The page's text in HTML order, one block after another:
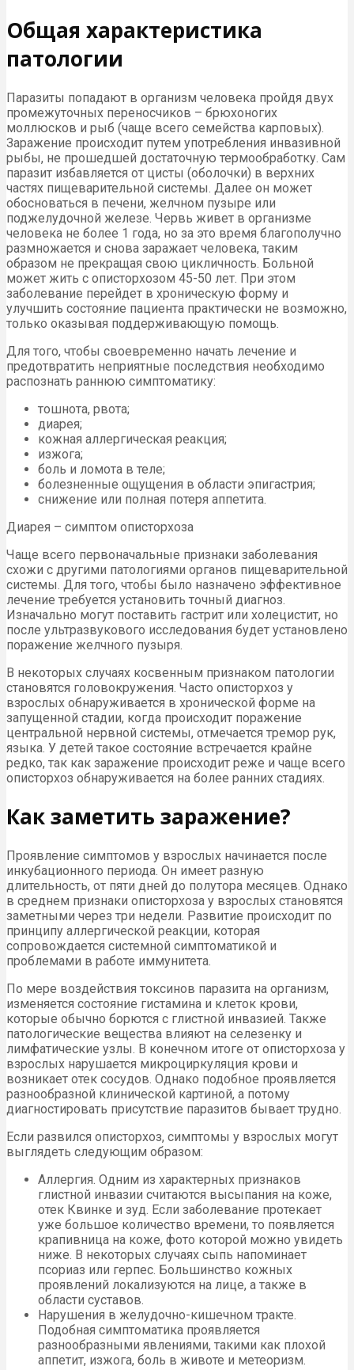
Общая характеристика
патологии
Паразиты попадают в организм человека пройдя двух
промежуточных переносчиков – брюхоногих
моллюсков и рыб (чаще всего семейства карповых).
Заражение происходит путем употребления инвазивной
рыбы, не прошедшей достаточную термообработку. Сам
паразит избавляется от цисты (оболочки) в верхних
частях пищеварительной системы. Далее он может
обосноваться в печени, желчном пузыре или
поджелудочной железе. Червь живет в организме
человека не более 1 года, но за это время благополучно
размножается и снова заражает человека, таким
образом не прекращая свою цикличность. Больной
может жить с описторхозом 45-50 лет. При этом
заболевание перейдет в хроническую форму и
улучшить состояние пациента практически не возможно,
только оказывая поддерживающую помощь.
Для того, чтобы своевременно начать лечение и
предотвратить неприятные последствия необходимо
распознать раннюю симптоматику:
тошнота, рвота;
диарея;
кожная аллергическая реакция;
изжога;
боль и ломота в теле;
болезненные ощущения в области эпигастрия;
снижение или полная потеря аппетита.
Диарея – симптом описторхоза
Чаще всего первоначальные признаки заболевания
схожи с другими патологиями органов пищеварительной
системы. Для того, чтобы было назначено эффективное
лечение требуется установить точный диагноз.
Изначально могут поставить гастрит или холецистит, но
после ультразвукового исследования будет установлено
поражение желчного пузыря.
В некоторых случаях косвенным признаком патологии
становятся головокружения. Часто описторхоз у
взрослых обнаруживается в хронической форме на
запущенной стадии, когда происходит поражение
центральной нервной системы, отмечается тремор рук,
языка. У детей такое состояние встречается крайне
редко, так как заражение происходит реже и чаще всего
описторхоз обнаруживается на более ранних стадиях.
Как заметить заражение?
Проявление симптомов у взрослых начинается после
инкубационного периода. Он имеет разную
длительность, от пяти дней до полутора месяцев. Однако
в среднем признаки описторхоза у взрослых становятся
заметными через три недели. Развитие происходит по
принципу аллергической реакции, которая
сопровождается системной симптоматикой и
проблемами в работе иммунитета.
По мере воздействия токсинов паразита на организм,
изменяется состояние гистамина и клеток крови,
которые обычно борются с глистной инвазией. Также
патологические вещества влияют на селезенку и
лимфатические узлы. В конечном итоге от описторхоза у
взрослых нарушается микроциркуляция крови и
возникает отек сосудов. Однако подобное проявляется
разнообразной клинической картиной, а потому
диагностировать присутствие паразитов бывает трудно.
Если развился описторхоз, симптомы у взрослых могут
выглядеть следующим образом:
Аллергия. Одним из характерных признаков
глистной инвазии считаются высыпания на коже,
отек Квинке и зуд. Если заболевание протекает
уже большое количество времени, то появляется
крапивница на коже, фото которой можно увидеть
ниже. В некоторых случаях сыпь напоминает
псориаз или герпес. Большинство кожных
проявлений локализуются на лице, а также в
области суставов.
Нарушения в желудочно-кишечном тракте.
Подобная симптоматика проявляется
разнообразными явлениями, такими как плохой
аппетит, изжога, боль в животе и метеоризм.